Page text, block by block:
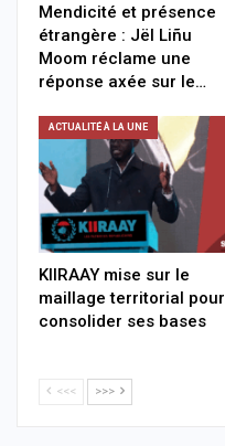
Mendicité et présence
étrangère : Jël Liñu
Moom réclame une
réponse axée sur le…
ACTUALITÉ À LA UNE
KIIRAAY mise sur le
maillage territorial pour
consolider ses bases
<<< >>>